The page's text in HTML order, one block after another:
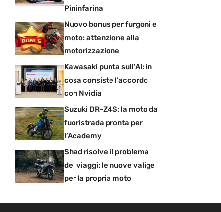
Pininfarina
Nuovo bonus per furgoni e
moto: attenzione alla
motorizzazione
Kawasaki punta sull’AI: in
cosa consiste l’accordo
con Nvidia
Suzuki DR-Z4S: la moto da
fuoristrada pronta per
l’Academy
Shad risolve il problema
dei viaggi: le nuove valige
per la propria moto